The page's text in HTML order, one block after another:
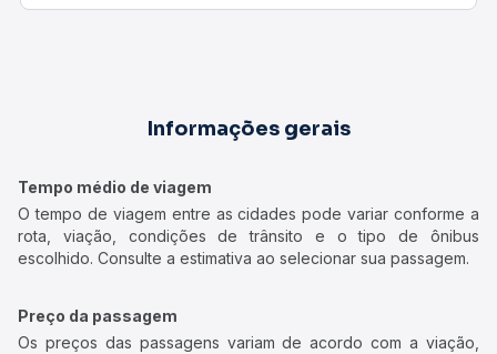
Informações gerais
Tempo médio de viagem
O tempo de viagem entre as cidades pode variar conforme a
rota, viação, condições de trânsito e o tipo de ônibus
escolhido. Consulte a estimativa ao selecionar sua passagem.
Preço da passagem
Os preços das passagens variam de acordo com a viação,